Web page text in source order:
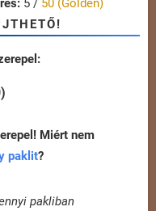
5 / 50 (Golden)
Miért nem
paklit?
pakliban